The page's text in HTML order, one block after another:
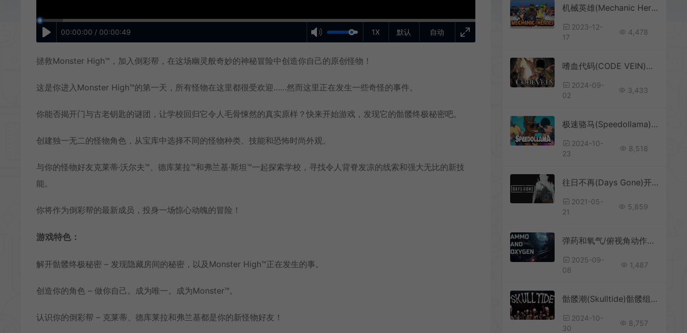
自动
1X 默认
00:00:00 / 00:00:49
拯救Monster High™，加入倒彩帮，在这场幽灵般奇妙的神秘冒险中创造你自己的原创怪物！
这是你进入Monster High™的第一天，所有怪物在这里都很受欢迎……然而这里正在发生一些奇怪的事件。
你能否揭开门与古老钥匙的谜团，让学校回归它令人毛骨悚然的真实原样？快来开始游戏，发现它的骷髅终极秘密吧。
创建独一无二的怪物角色，从宝库中选择不同的怪物种类、技能和恐怖时尚外观。
与你的怪物好友克莱蒂·沃尔夫™、德库莱拉™和弗兰基·斯坦™一起探索学校，寻找令人背脊发凉的线索和强大无比的新技
能。
你将作为倒彩帮的最新成员，投身一场惊心动魄的冒险！
游戏特色：
解开骷髅终极秘密 – 发现隐藏房间的秘密，以及Monster High™正在发生的事。
创造你的角色 – 做你自己。成为唯一。成为Monster™。
认识你的倒彩帮 – 克莱蒂、德库莱拉和弗兰基都是你的新怪物好友！
机械英雄(Mechanic Heroes)简中|PC|ACT|合作汽车修理休闲游戏
2023-12-
17
4,478
嗜血代码(CODE VEIN)繁中|PC|ACT|修改器|硬核动作角色扮演游戏
2024-09-
02
3,433
极速骆马(Speedollama)快节奏平台动作射击游戏|下载
2024-10-
23
8,518
往日不再(Days Gone)开放世界第三人称动作游戏|下载
2021-05-
21
5,859
弹药和氧气/俯视角动作生存游戏 Ammo and Oxygen 下载
2025-09-
08
1,487
骷髅潮(Skulltide)骷髅组合Roguelite游戏|单机|中文|动作|免费下载
2024-10-
30
8,757